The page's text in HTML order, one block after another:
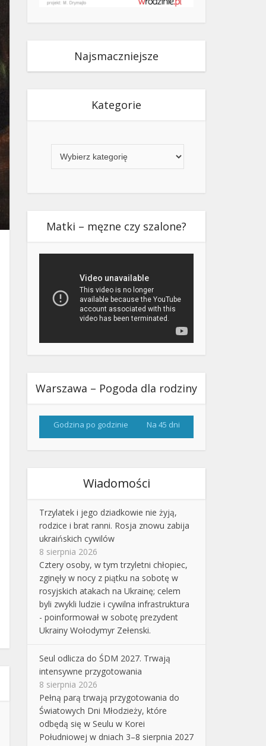
Najsmaczniejsze
Kategorie
Matki – męzne czy szalone?
Warszawa – Pogoda dla rodziny
Godzina po godzinie Na 45 dni
Wiadomości
Trzylatek i jego dziadkowie nie żyją,
rodzice i brat ranni. Rosja znowu zabija
ukraińskich cywilów
8 sierpnia 2026
Cztery osoby, w tym trzyletni chłopiec,
zginęły w nocy z piątku na sobotę w
rosyjskich atakach na Ukrainę; celem
byli zwykli ludzie i cywilna infrastruktura
- poinformował w sobotę prezydent
Ukrainy Wołodymyr Zełenski.
Seul odlicza do ŚDM 2027. Trwają
intensywne przygotowania
8 sierpnia 2026
Pełną parą trwają przygotowania do
Światowych Dni Młodzieży, które
odbędą się w Seulu w Korei
Południowej w dniach 3–8 sierpnia 2027